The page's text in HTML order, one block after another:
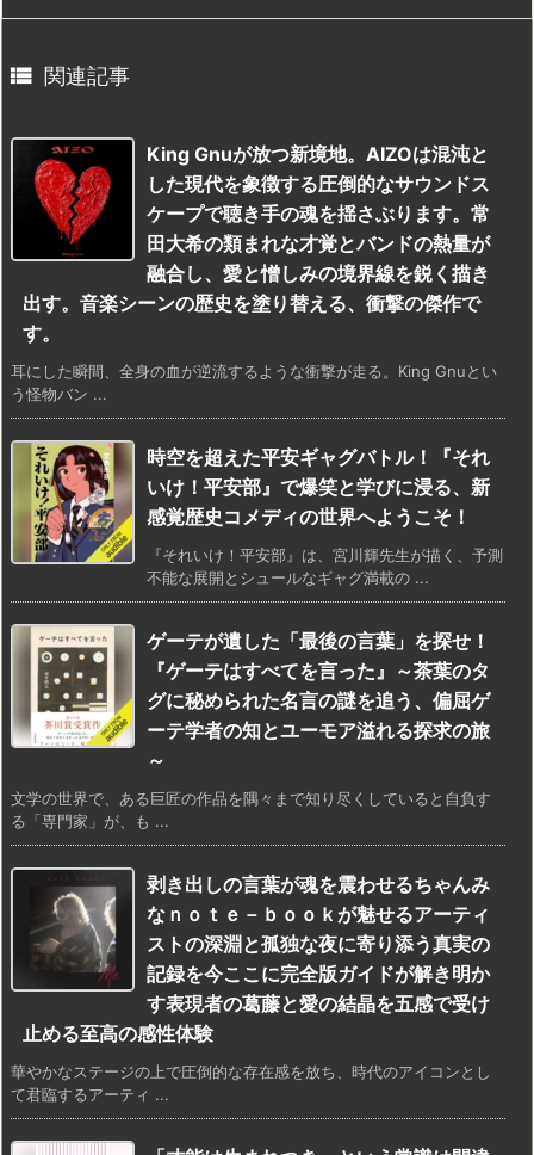
 関連記事
King Gnuが放つ新境地。AIZOは混沌と
した現代を象徴する圧倒的なサウンドス
ケープで聴き手の魂を揺さぶります。常
田大希の類まれな才覚とバンドの熱量が
融合し、愛と憎しみの境界線を鋭く描き
出す。音楽シーンの歴史を塗り替える、衝撃の傑作で
す。
耳にした瞬間、全身の血が逆流するような衝撃が走る。King Gnuとい
う怪物バン ...
時空を超えた平安ギャグバトル！『それ
いけ！平安部』で爆笑と学びに浸る、新
感覚歴史コメディの世界へようこそ！
『それいけ！平安部』は、宮川輝先生が描く、予測
不能な展開とシュールなギャグ満載の ...
ゲーテが遺した「最後の言葉」を探せ！
『ゲーテはすべてを言った』～茶葉のタ
グに秘められた名言の謎を追う、偏屈ゲ
ーテ学者の知とユーモア溢れる探求の旅
～
文学の世界で、ある巨匠の作品を隅々まで知り尽くしていると自負す
る「専門家」が、も ...
剥き出しの言葉が魂を震わせるちゃんみ
なｎｏｔｅ－ｂｏｏｋが魅せるアーティ
ストの深淵と孤独な夜に寄り添う真実の
記録を今ここに完全版ガイドが解き明か
す表現者の葛藤と愛の結晶を五感で受け
止める至高の感性体験
華やかなステージの上で圧倒的な存在感を放ち、時代のアイコンとし
て君臨するアーティ ...